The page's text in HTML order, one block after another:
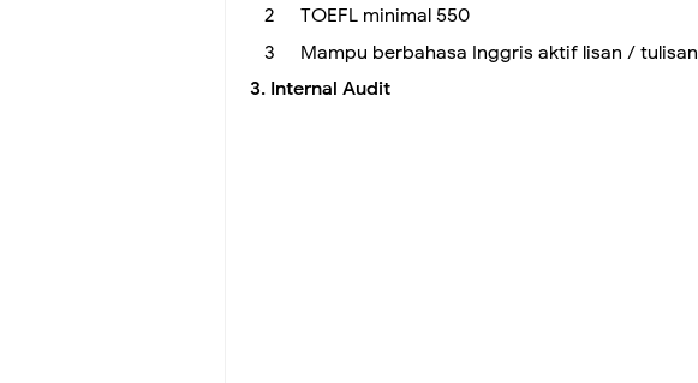
TOEFL minimal 550
Mampu berbahasa Inggris aktif lisan / tulisan
3. Internal Audit